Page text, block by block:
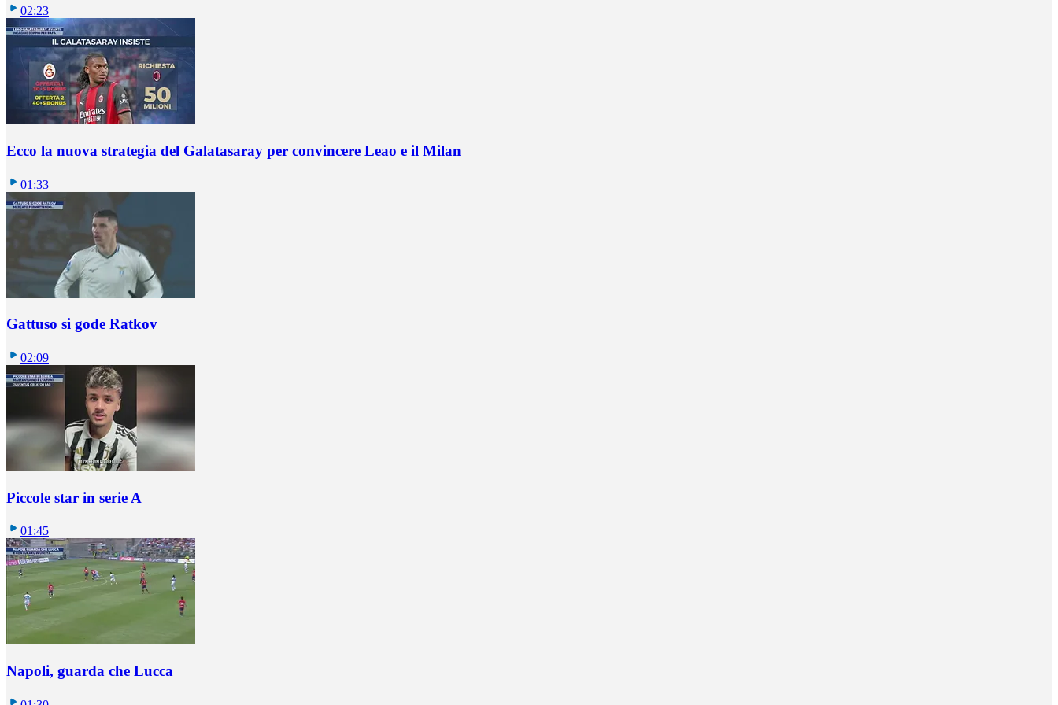
02:23
Ecco la nuova strategia del Galatasaray per convincere Leao e il Milan
01:33
Gattuso si gode Ratkov
02:09
Piccole star in serie A
01:45
Napoli, guarda che Lucca